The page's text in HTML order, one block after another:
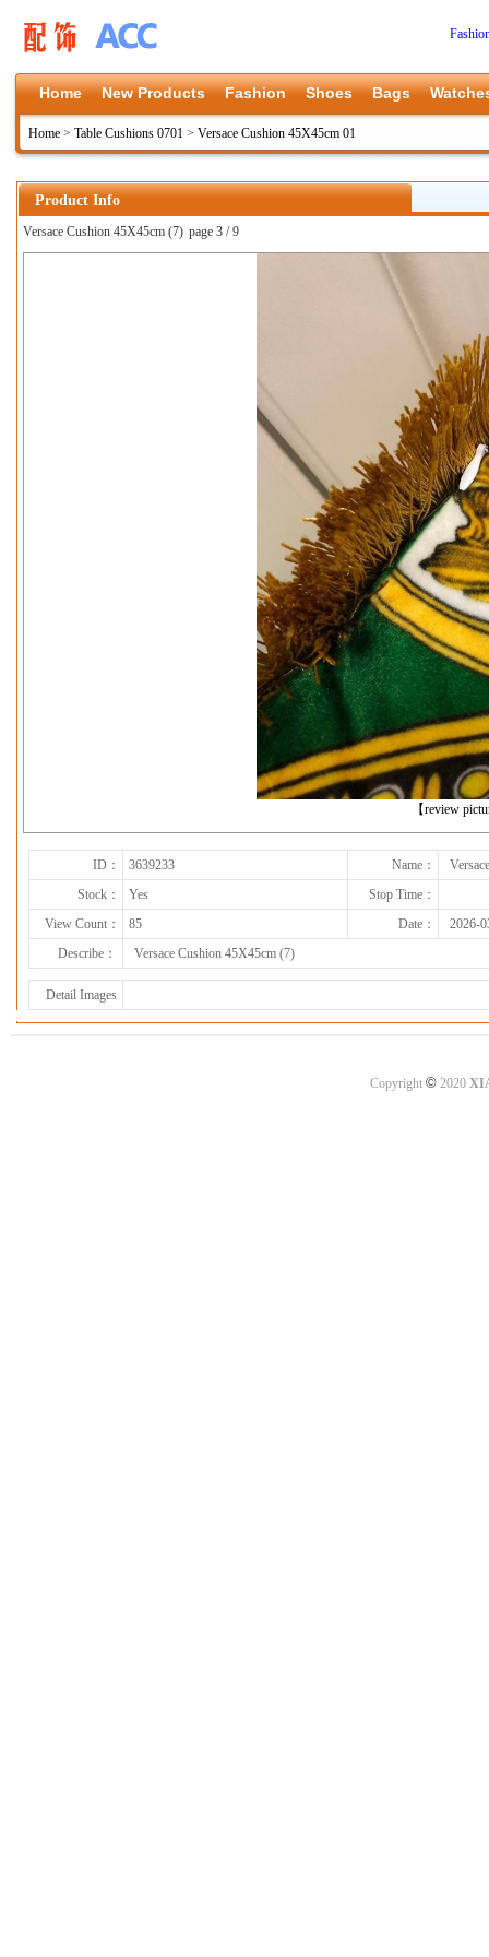
Home New Products Fashion Shoes Bags
Home > Table Cushions 0701 > Versace Cushion 45X45cm 01
Product Info
Versace Cushion 45X45cm (7) page 3 / 9
【review
下一张
ID： 3639233 Name：
Stock：
Yes
Stop Time：
View Count：
85 Date：
2026-
Describe：
Versace Cushion 45X45cm (7)
Detail Images
Copyright ©2020